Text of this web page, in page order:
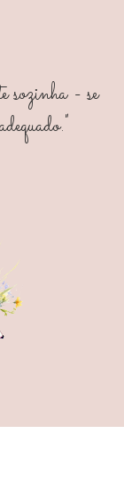
sozinha - se